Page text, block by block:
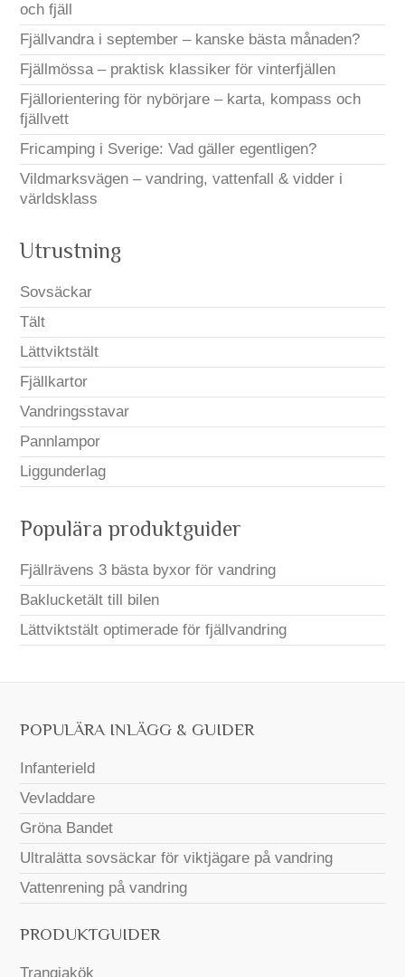
och fjäll
Fjällvandra i september – kanske bästa månaden?
Fjällmössa – praktisk klassiker för vinterfjällen
Fjällorientering för nybörjare – karta, kompass och
fjällvett
Fricamping i Sverige: Vad gäller egentligen?
Vildmarksvägen – vandring, vattenfall & vidder i
världsklass
Utrustning
Sovsäckar
Tält
Lättviktstält
Fjällkartor
Vandringsstavar
Pannlampor
Liggunderlag
Populära produktguider
Fjällrävens 3 bästa byxor för vandring
Baklucketält till bilen
Lättviktstält optimerade för fjällvandring
POPULÄRA INLÄGG & GUIDER
Infanterield
Vevladdare
Gröna Bandet
Ultralätta sovsäckar för viktjägare på vandring
Vattenrening på vandring
PRODUKTGUIDER
Trangiakök